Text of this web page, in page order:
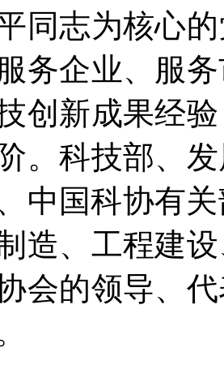
同志为核心
务企业、服
创新成果经
。科技部、
中国科协有
造、工程建
会的领导、